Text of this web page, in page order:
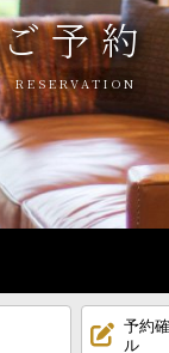
ご予約
RESERVATION
予約
ル